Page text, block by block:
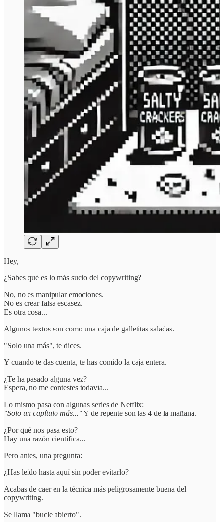
Hey,
¿Sabes qué es lo más sucio del copywriting?
No, no es manipular emociones.
No es crear falsa escasez.
Es otra cosa...
Algunos textos son como una caja de galletitas saladas.
"Solo una más", te dices.
Y cuando te das cuenta, te has comido la caja entera.
¿Te ha pasado alguna vez?
Espera, no me contestes todavía...
Lo mismo pasa con algunas series de Netflix:
"Solo un capítulo más..."Y de repente son las 4 de la mañana.
¿Por qué nos pasa esto?
Hay una razón científica...
Pero antes, una pregunta:
¿Has leído hasta aquí sin poder evitarlo?
Acabas de caer en la técnica más peligrosamente buena del
copywriting.
Se llama "bucle abierto".